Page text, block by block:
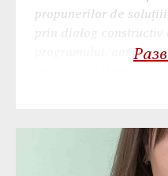
propunerilor de
prin dialog
programului, am